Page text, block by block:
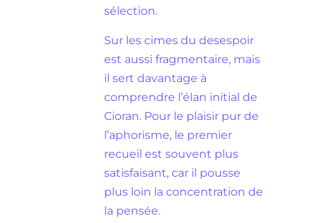
sélection.
Sur les cimes du desespoir
est aussi fragmentaire, mais
il sert davantage à
comprendre l’élan initial de
Cioran. Pour le plaisir pur de
l’aphorisme, le premier
recueil est souvent plus
satisfaisant, car il pousse
plus loin la concentration de
la pensée.